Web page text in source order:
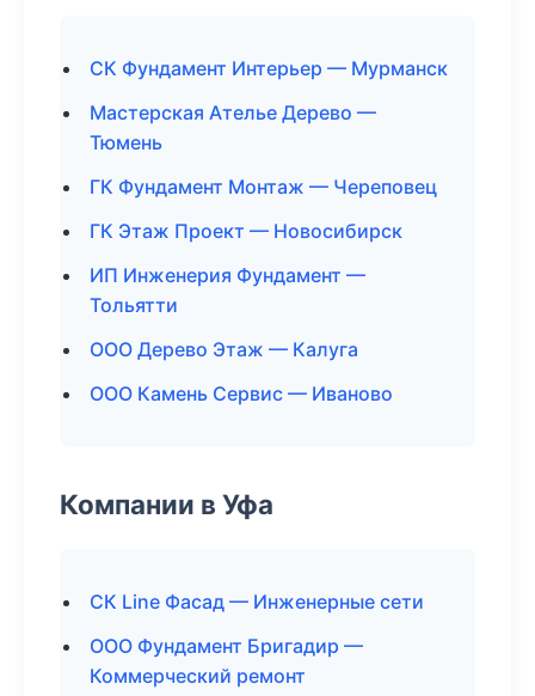
СК Фундамент Интерьер — Мурманск
Мастерская Ателье Дерево —
Тюмень
ГК Фундамент Монтаж — Череповец
ГК Этаж Проект — Новосибирск
ИП Инженерия Фундамент —
Тольятти
ООО Дерево Этаж — Калуга
ООО Камень Сервис — Иваново
Компании в Уфа
СК Line Фасад — Инженерные сети
ООО Фундамент Бригадир —
Коммерческий ремонт